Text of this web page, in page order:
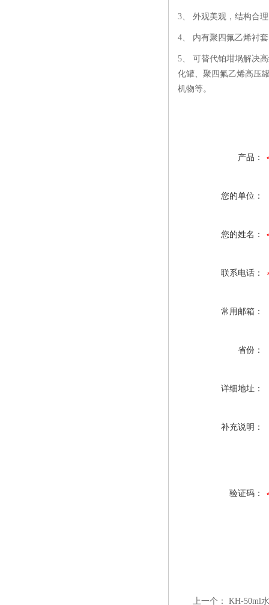
3、 外观美观，结构合
4、 内有聚四氟乙烯衬
5、 可替代铂坩埚解决
化罐、聚四氟乙烯高压
机物等。
产品：
您的单位：
您的姓名：
联系电话：
常用邮箱：
省份：
详细地址：
补充说明：
验证码：
上一个： KH-50ml